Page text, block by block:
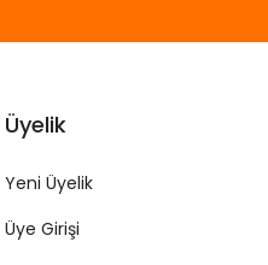
Üyelik
Yeni Üyelik
Üye Girişi